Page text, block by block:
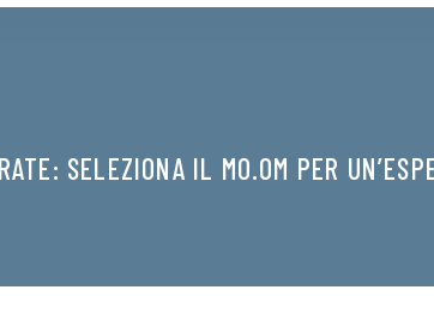
SELEZIONA IL MO.OM PER